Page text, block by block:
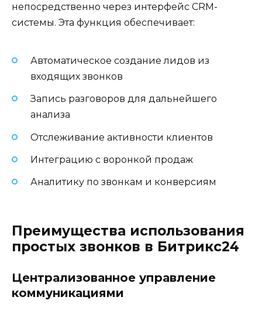
непосредственно через интерфейс CRM-
системы. Эта функция обеспечивает:
Автоматическое создание лидов из
входящих звонков
Запись разговоров для дальнейшего
анализа
Отслеживание активности клиентов
Интеграцию с воронкой продаж
Аналитику по звонкам и конверсиям
Преимущества использования
простых звонков в Битрикс24
Централизованное управление
коммуникациями